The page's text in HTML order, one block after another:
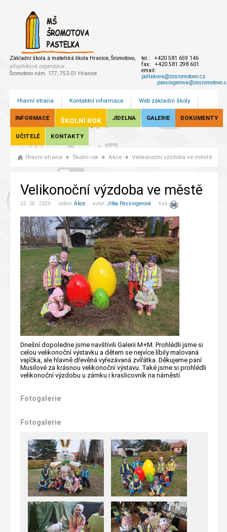
Základní škola a mateřská škola Hranice, Šromotovo,
příspěvková organizace
Šromotovo nám. 177, 753 01 Hranice
tel.: +420 581 659 146
fax: +420 581 298 601
email:
pollakova@zssromotovo.cz
Hlavní strana Kontaktní informace Web základní školy
INFORMACE ŠKOLNÍ ROK JÍDELNA GALERIE DOKUMENTY
UČITELÉ KONTAKTY
Hlavní strana Školní rok Akce Velikonoční výzdoba ve městě
Velikonoční výzdoba ve městě
25. 03. 2026 sekce: Akce autor: Jitka Passingerová tisk:
Dnešní dopoledne jsme navštívili Galerii M+M. Prohlédli jsme si
celou velikonoční výstavku a dětem se nejvíce líbily malovaná
vajíčka, ale hlavně dřevěná vyřezávaná zvířátka. Děkujeme paní
Musilové za krásnou velikonoční výstavu. Také jsme si prohlédli
velikonoční výzdobu u zámku i kraslicovník na náměstí.
Fotogalerie
Fotogalerie